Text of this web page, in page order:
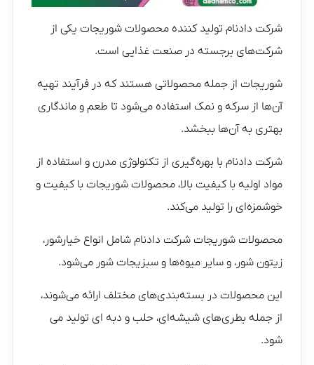
شرکت دادنام تولید کننده محصولات شوریجات یکی از
شرکت‌های برجسته در صنعت غذایی است.
شوریجات از جمله محصولاتی هستند که در فرآیند تهیه
آن‌ها از سرکه و نمک استفاده می‌شود تا طعم و ماندگاری
بهتری به آن‌ها ببخشد.
شرکت دادنام با بهره‌گیری از تکنولوژی مدرن و استفاده از
مواد اولیه با کیفیت بالا، محصولات شوریجات با کیفیت و
خوشمزه‌ای را تولید می‌کند.
محصولات شوریجات شرکت دادنام شامل انواع خیارشور،
زیتون شور، و سایر میوه‌ها و سبزیجات شور می‌شود.
این محصولات در بسته‌بندی‌های مختلف ارائه می‌شوند،
از جمله بطری‌های شیشه‌ای، حلب و دبه ای تولید می
شود.